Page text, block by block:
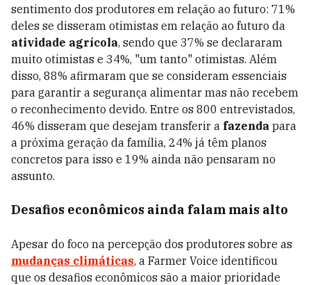
sentimento dos produtores em relação ao futuro: 71%
deles se disseram otimistas em relação ao futuro da
atividade agrícola, sendo que 37% se declararam
muito otimistas e 34%, "um tanto" otimistas. Além
disso, 88% afirmaram que se consideram essenciais
para garantir a segurança alimentar mas não recebem
o reconhecimento devido. Entre os 800 entrevistados,
46% disseram que desejam transferir a fazenda para
a próxima geração da família, 24% já têm planos
concretos para isso e 19% ainda não pensaram no
assunto.
Desafios econômicos ainda falam mais alto
Apesar do foco na percepção dos produtores sobre as
mudanças climáticas, a Farmer Voice identificou
que os desafios econômicos são a maior prioridade